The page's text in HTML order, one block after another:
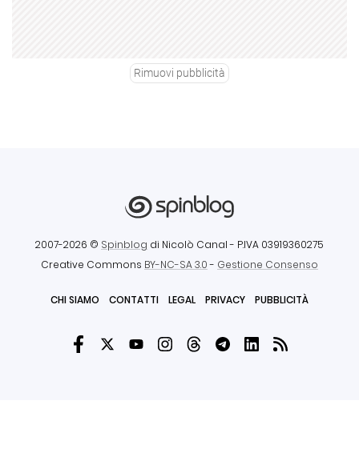
Rimuovi pubblicità
2007-2026 © Spinblog di Nicolò Canal - P.IVA 03919360275
Creative Commons BY-NC-SA 3.0- Gestione Consenso
CHI SIAMO CONTATTI LEGAL PRIVACY PUBBLICITÀ